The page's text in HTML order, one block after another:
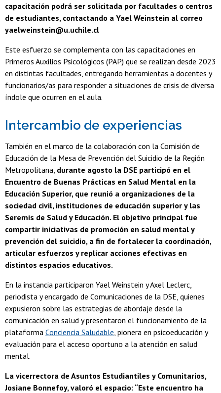
capacitación podrá ser solicitada por facultades o centros
de estudiantes, contactando a Yael Weinstein al correo
yaelweinstein@u.uchile.cl
Este esfuerzo se complementa con las capacitaciones en
Primeros Auxilios Psicológicos (PAP) que se realizan desde 2023
en distintas facultades, entregando herramientas a docentes y
funcionarios/as para responder a situaciones de crisis de diversa
índole que ocurren en el aula.
Intercambio de experiencias
También en el marco de la colaboración con la Comisión de
Educación de la Mesa de Prevención del Suicidio de la Región
Metropolitana, durante agosto la DSE participó en el
Encuentro de Buenas Prácticas en Salud Mental en la
Educación Superior, que reunió a organizaciones de la
sociedad civil, instituciones de educación superior y las
Seremis de Salud y Educación. El objetivo principal fue
compartir iniciativas de promoción en salud mental y
prevención del suicidio, a fin de fortalecer la coordinación,
articular esfuerzos y replicar acciones efectivas en
distintos espacios educativos.
En la instancia participaron Yael Weinstein y Axel Leclerc,
periodista y encargado de Comunicaciones de la DSE, quienes
expusieron sobre las estrategias de abordaje desde la
comunicación en salud y presentaron el funcionamiento de la
plataforma Conciencia Saludable, pionera en psicoeducación y
evaluación para el acceso oportuno a la atención en salud
mental.
La vicerrectora de Asuntos Estudiantiles y Comunitarios,
Josiane Bonnefoy, valoró el espacio: “Este encuentro ha